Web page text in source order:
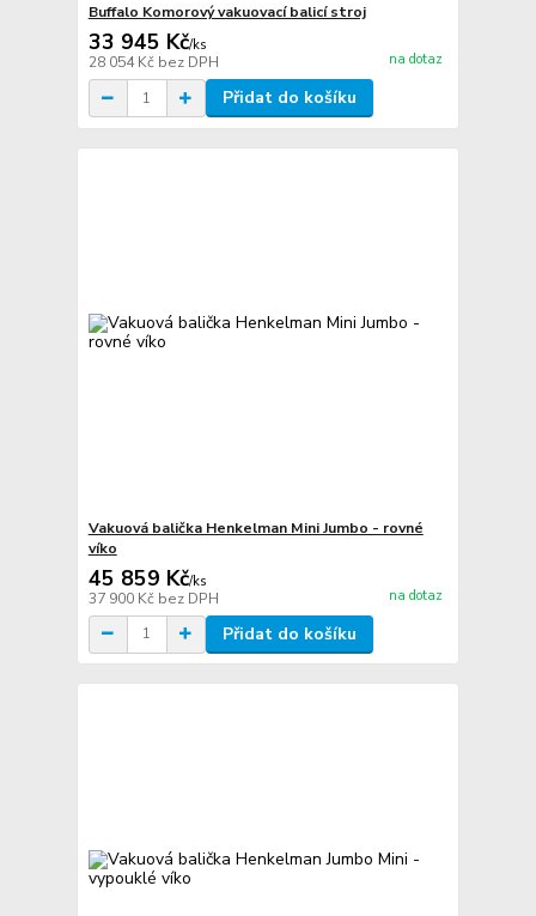
Buffalo Komorový vakuovací balicí stroj
33 945 Kč/ks
28 054 Kč bez DPH na dotaz
Přidat do košíku
Vakuová balička Henkelman Mini Jumbo - rovné
víko
45 859 Kč/ks
37 900 Kč bez DPH na dotaz
Přidat do košíku